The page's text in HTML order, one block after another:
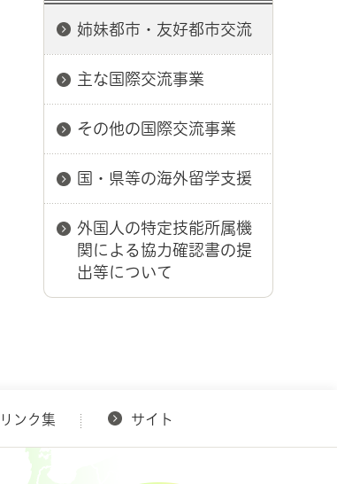
姉妹都市・友好都市交流
主な国際交流事業
その他の国際交流事業
国・県等の海外留学支援
外国人の特定技能所属機
関による協力確認書の提
出等について
リンク集 サイト